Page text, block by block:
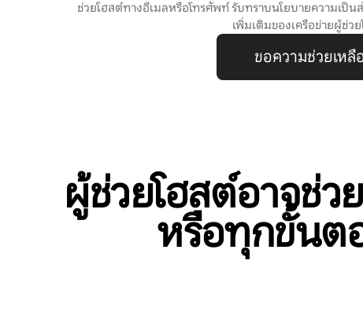
ช่วยโฮสต์ทางอีเมลหรือโทรศัพท์ รับทราบนโยบายความเป็น
เพิ่มเติมของเครือข่ายผู้ช่ว
ขอความช่วยเหลื
ผู้ช่วยโฮสต์อาจช่ว
หรือทุกขั้นต